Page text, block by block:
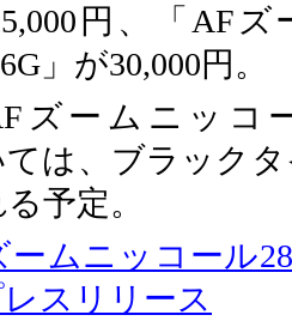
円、「AF
」が30,000円。
ズームニッコ
ては、ブラック
予定。
ームニッコール
スリリース